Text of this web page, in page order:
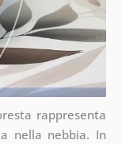
rappresenta
nella nebbia. In